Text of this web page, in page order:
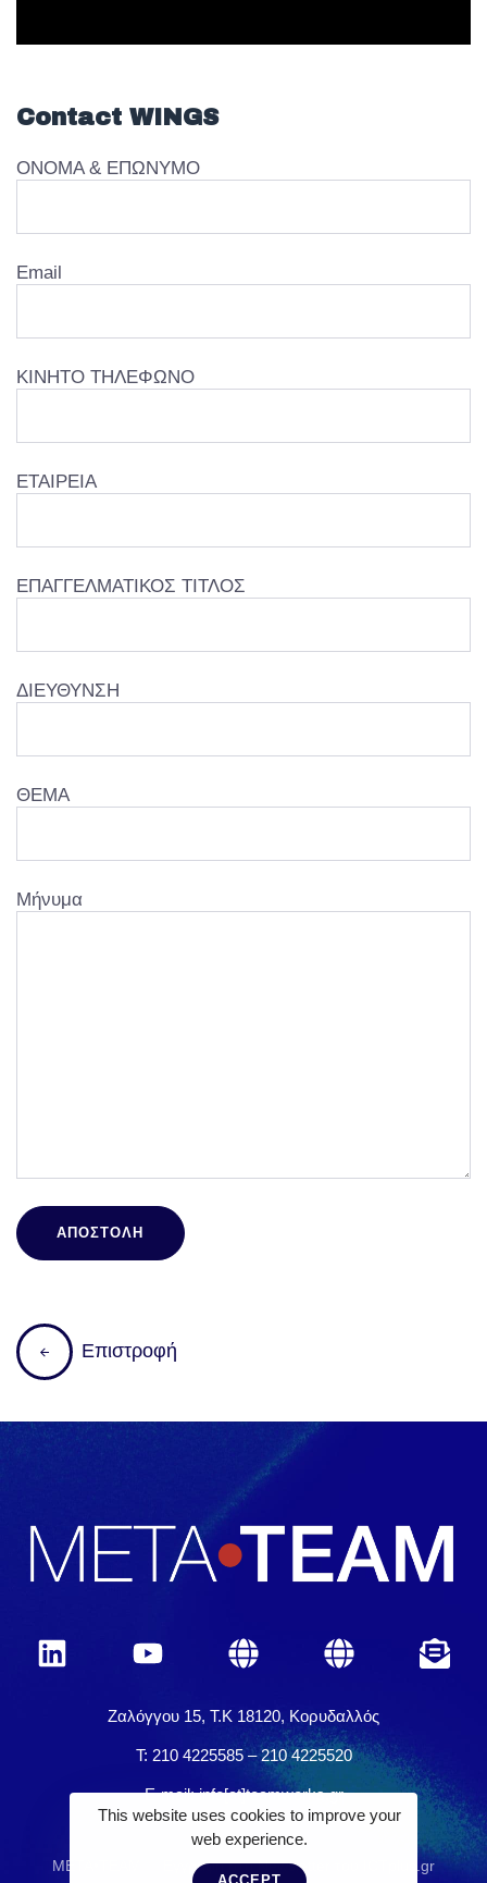
Contact WINGS
ΟΝΟΜΑ & ΕΠΩΝΥΜΟ
Email
ΚΙΝΗΤΟ ΤΗΛΕΦΩΝΟ
ΕΤΑΙΡΕΙΑ
ΕΠΑΓΓΕΛΜΑΤΙΚΟΣ ΤΙΤΛΟΣ
ΔΙΕΥΘΥΝΣΗ
ΘΕΜΑ
Μήνυμα
Επιστροφή
Ζαλόγγου 15, Τ.Κ 18120, Κορυδαλλός
Τ: 210 4225585 – 210 4225520
E-mail: info[at]teamworks.gr
META•TEAM Εγγραφή στο Newsletter του ICTplus.gr
This website uses cookies to improve your
web experience.